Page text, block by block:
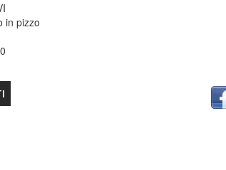
in pizzo